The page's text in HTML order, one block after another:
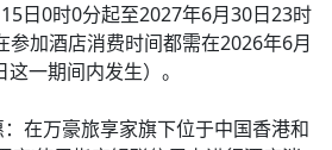
日0时0分起至2027年6月30日23时
参加酒店消费时间都需在2026年6月
一期间内发生）。
在万豪旅享家旗下位于中国香港和